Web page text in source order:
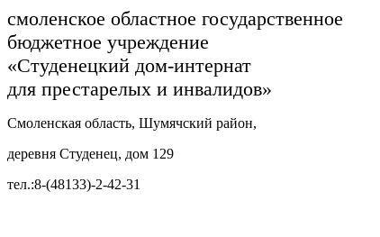
смоленское областное государственное
бюджетное учреждение
«Студенецкий дом-интернат
для престарелых и инвалидов»
Смоленская область, Шумячский район,
деревня Студенец, дом 129
тел.:8-(48133)-2-42-31